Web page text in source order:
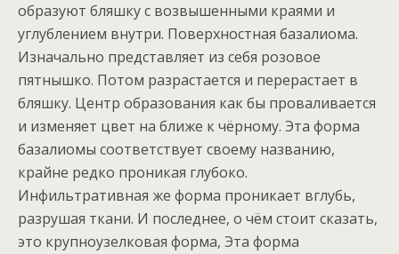
образуют бляшку с возвышенными краями и
углублением внутри. Поверхностная базалиома.
Изначально представляет из себя розовое
пятнышко. Потом разрастается и перерастает в
бляшку. Центр образования как бы проваливается
и изменяет цвет на ближе к чёрному. Эта форма
базалиомы соответствует своему названию,
крайне редко проникая глубоко.
Инфильтративная же форма проникает вглубь,
разрушая ткани. И последнее, о чём стоит сказать,
это крупноузелковая форма, Эта форма